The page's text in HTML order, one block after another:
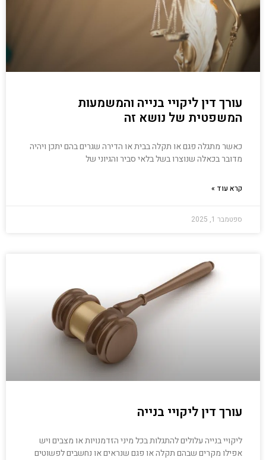
עורך דין ליקויי בנייה והמשמעות
המשפטית של נושא זה
כאשר מתגלה פגם או תקלה בבית או הדירה שגרים בהם יתכן ויהיה
מדובר בכאלה שנוצרו בשל בלאי סביר והגיוני של
קרא עוד »
ספטמבר 1, 2025
עורך דין ליקויי בנייה
ליקויי בנייה עלולים להתגלות בכל מיני הזדמנויות או מצבים ויש
אפילו מקרים שבהם תקלה או פגם שנראים או נחשבים לפשוטים